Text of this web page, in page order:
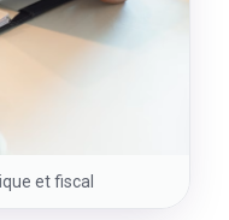
et fiscal